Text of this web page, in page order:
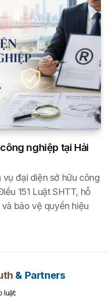
nghiệp tại Hải
đại diện sở hữu công
151 Luật SHTT, hỗ
bảo vệ quyền hiệu
& Partners
luật: